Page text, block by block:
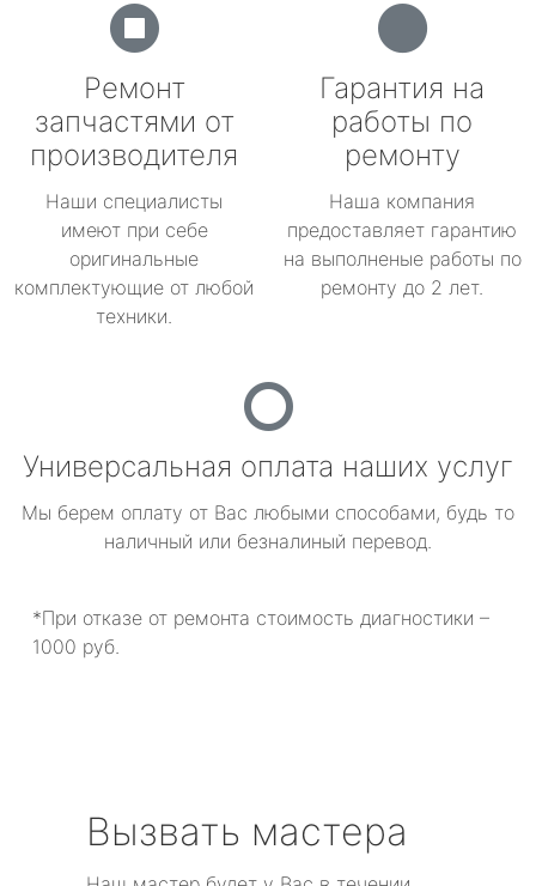
Ремонт
запчастями от
производителя
Наши специалисты
имеют при себе
оригинальные
комплектующие от любой
техники.
Гарантия на
работы по
ремонту
Наша компания
предоставляет гарантию
на выполненые работы по
ремонту до 2 лет.
Универсальная оплата наших услуг
Мы берем оплату от Вас любыми способами, будь то
наличный или безналиный перевод.
*При отказе от ремонта стоимость диагностики –
1000 руб.
Вызвать мастера